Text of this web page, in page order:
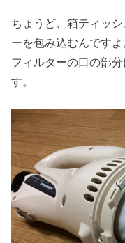
ちょうど、箱ティッ
ーを包み込むんですよ
フィルターの口の部
す。